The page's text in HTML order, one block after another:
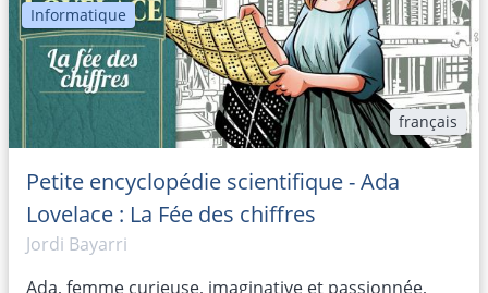
Informatique
français
Petite encyclopédie scientifique - Ada
Lovelace : La Fée des chiffres
Jordi Bayarri
Ada, femme curieuse, imaginative et passionnée,